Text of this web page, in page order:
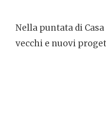
Nella puntata di
vecchi e nuovi